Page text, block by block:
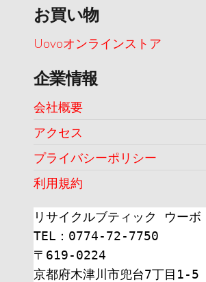
お買い物
Uovoオンラインストア
企業情報
会社概要
アクセス
プライバシーポリシー
利用規約
リサイクルブティック ウーボ
TEL：0774-72-7750
〒619-0224
京都府木津川市兜台7丁目1-5